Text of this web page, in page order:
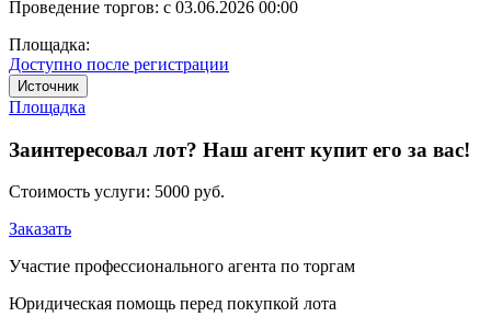
Проведение торгов: с 03.06.2026 00:00
Площадка:
Доступно после регистрации
Источник
Площадка
Заинтересовал лот? Наш агент купит его за вас!
Стоимость услуги: 5000 руб.
Заказать
Участие профессионального агента по торгам
Юридическая помощь перед покупкой лота